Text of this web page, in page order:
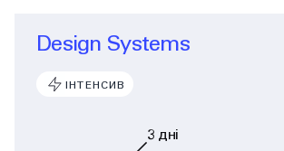
Design Systems
ІНТЕНСИВ
3 дні